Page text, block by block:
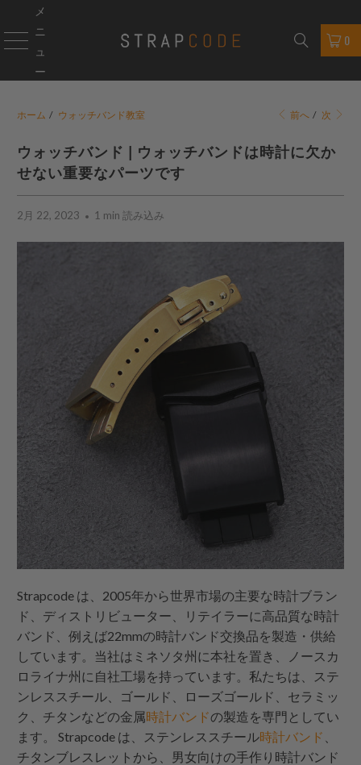
メ
ニ
ュ
ー
0
ホーム / ウォッチバンド教室 前へ / 次
ウォッチバンド | ウォッチバンドは時計に欠か
せない重要なパーツです
2月 22, 2023 1 min 読み込み
Strapcode は、2005年から世界市場の主要な時計ブラン
ド、ディストリビューター、リテイラーに高品質な時計
バンド、例えば22mmの時計バンド交換品を製造・供給
しています。当社はミネソタ州に本社を置き、ノースカ
ロライナ州に自社工場を持っています。私たちは、ステ
ンレススチール、ゴールド、ローズゴールド、セラミッ
ク、チタンなどの金属時計バンドの製造を専門としてい
ます。 Strapcode は、ステンレススチール時計バンド
チタンブレスレットから、男女向けの手作り時計バンド